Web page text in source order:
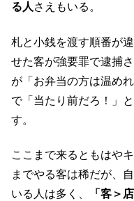
る人 さえもいる。
札と小銭を渡す順番が
せた客が強要罪で逮捕
が「お弁当の方は温め
で「当たり前だろ！」
す。
ここまで来るともはや
までやる客は稀だが、
いる人は多く、
「客＞